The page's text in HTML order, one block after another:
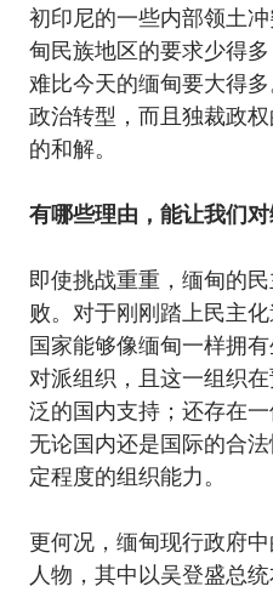
初印尼的一些内部领土
甸民族地区的要求少得
难比今天的缅甸要大得
政治转型，而且独裁政
的和解。
有哪些理由，能让我们
即使挑战重重，缅甸的
败。对于刚刚踏上民主
国家能够像缅甸一样拥
对派组织，且这一组织
泛的国内支持；还存在
无论国内还是国际的合
定程度的组织能力。
更何况，缅甸现行政府
人物，其中以吴登盛总